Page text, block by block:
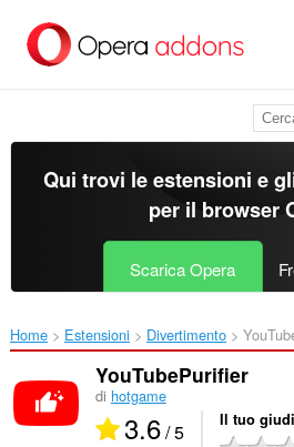
contenuto
Qui trovi le estensioni e
per il browser
Scarica Opera
Home Estensioni Divertimento
YouTubePurifier
di hotgame
3.6/ 5 Il tuo